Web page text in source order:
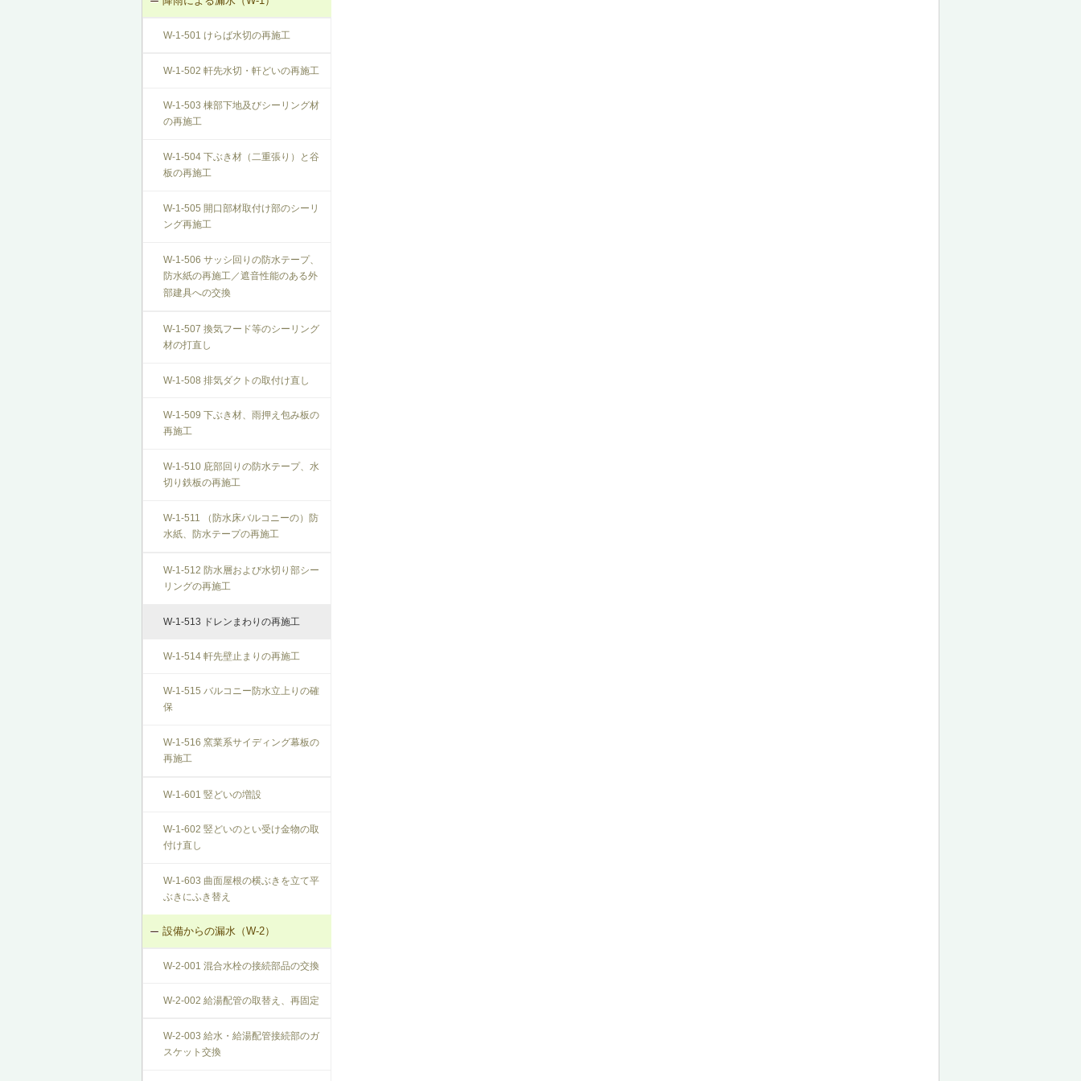
T-1-007 敷居のレベル調整
T-1-008 建具上桟削り調整
W-1-501 けらば水切の再施工
W-1-502 軒先水切・軒どいの再施工
W-1-503 棟部下地及びシーリング材
の再施工
W-1-504 下ぶき材（二重張り）と谷
板の再施工
W-1-505 開口部材取付け部のシーリ
ング再施工
W-1-506 サッシ回りの防水テープ、
防水紙の再施工／遮音性能のある外
部建具への交換
W-1-507 換気フード等のシーリング
材の打直し
W-1-508 排気ダクトの取付け直し
W-1-509 下ぶき材、雨押え包み板の
再施工
W-1-510 庇部回りの防水テープ、水
切り鉄板の再施工
W-1-511 （防水床バルコニーの）防
水紙、防水テープの再施工
W-1-512 防水層および水切り部シー
リングの再施工
W-1-513 ドレンまわりの再施工
W-1-514 軒先壁止まりの再施工
W-1-515 バルコニー防水立上りの確
保
W-1-516 窯業系サイディング幕板の
再施工
W-1-601 竪どいの増設
W-1-602 竪どいのとい受け金物の取
付け直し
W-1-603 曲面屋根の横ぶきを立て平
ぶきにふき替え
設備からの漏水（W-2）
W-2-001 混合水栓の接続部品の交換
W-2-002 給湯配管の取替え、再固定
W-2-003 給水・給湯配管接続部のガ
スケット交換